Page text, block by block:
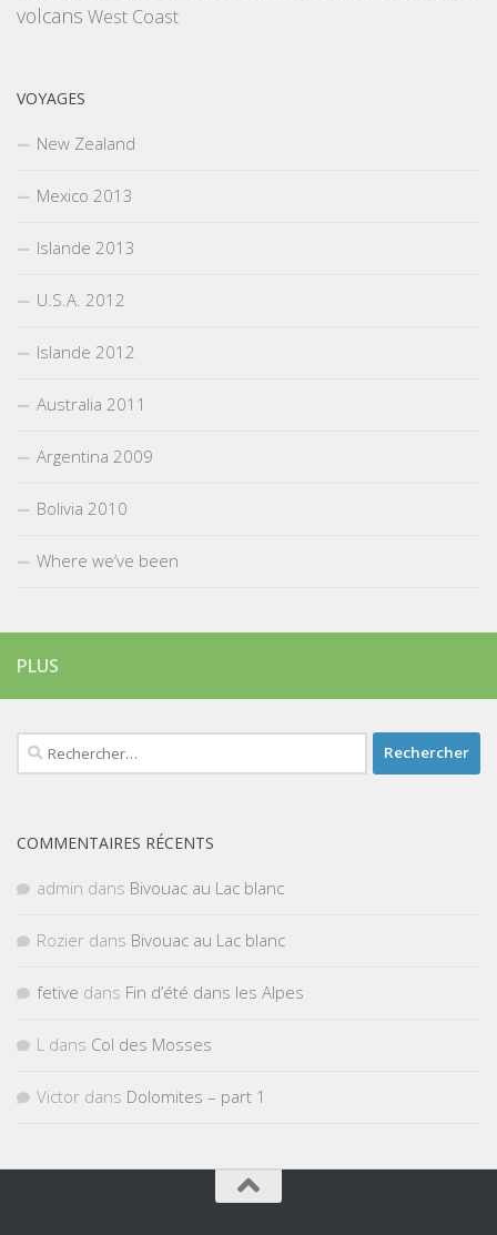
volcans West Coast
VOYAGES
New Zealand
Mexico 2013
Islande 2013
U.S.A. 2012
Islande 2012
Australia 2011
Argentina 2009
Bolivia 2010
Where we’ve been
PLUS
Rechercher :
COMMENTAIRES RÉCENTS
admin dans Bivouac au Lac blanc
Rozier dans Bivouac au Lac blanc
fetive dans Fin d’été dans les Alpes
L dans Col des Mosses
Victor dans Dolomites – part 1